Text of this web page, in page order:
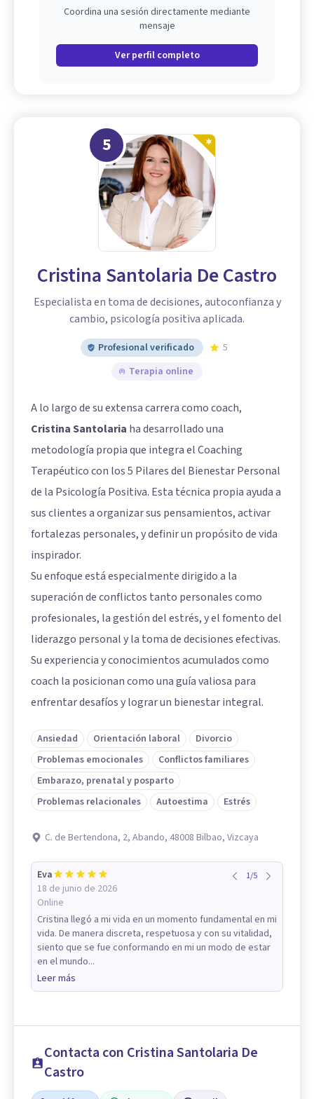
Coordina una sesión directamente mediante
mensaje
Ver perfil completo
5
Cristina Santolaria De Castro
Especialista en toma de decisiones, autoconfianza y
cambio, psicología positiva aplicada.
Profesional verificado
5
Terapia online
A lo largo de su extensa carrera como coach,
Cristina Santolaria ha desarrollado una
metodología propia que integra el Coaching
Terapéutico con los 5 Pilares del Bienestar Personal
de la Psicología Positiva. Esta técnica propia ayuda a
sus clientes a organizar sus pensamientos, activar
fortalezas personales, y definir un propósito de vida
inspirador.
Su enfoque está especialmente dirigido a la
superación de conflictos tanto personales como
profesionales, la gestión del estrés, y el fomento del
liderazgo personal y la toma de decisiones efectivas.
Su experiencia y conocimientos acumulados como
coach la posicionan como una guía valiosa para
enfrentar desafíos y lograr un bienestar integral.
Ansiedad Orientación laboral
Divorcio
Problemas emocionales
Conflictos familiares
Embarazo, prenatal y posparto
Problemas relacionales
Autoestima Estrés
C. de Bertendona, 2, Abando, 48008 Bilbao, Vizcaya
Eva
18 de junio de 2026
Online
1/5
Cristina llegó a mi vida en un momento fundamental en mi
vida. De manera discreta, respetuosa y con su vitalidad,
siento que se fue conformando en mi un modo de estar
en el mundo...
Leer más
Contacta con Cristina Santolaria De
Castro